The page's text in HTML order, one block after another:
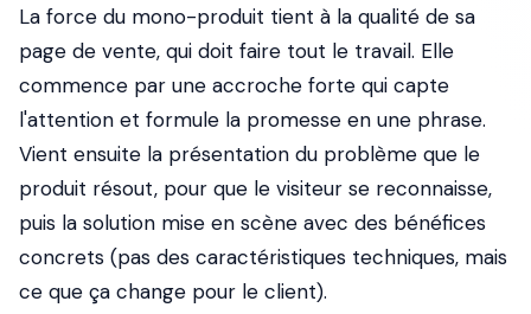
La force du mono-produit tient à la qualité de sa
page de vente, qui doit faire tout le travail. Elle
commence par une accroche forte qui capte
l'attention et formule la promesse en une phrase.
Vient ensuite la présentation du problème que le
produit résout, pour que le visiteur se reconnaisse,
puis la solution mise en scène avec des bénéfices
concrets (pas des caractéristiques techniques, mais
ce que ça change pour le client).